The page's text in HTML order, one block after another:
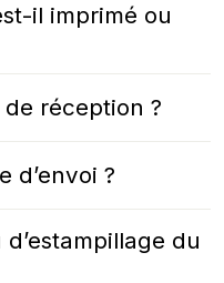
il imprimé ou
réception ?
d’envoi ?
du